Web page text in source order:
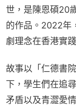
世，是陳恩碩20
的作品。2022年
劇理念在香港實
故事以「仁德書
下，學生們在追
矛盾以及青澀愛